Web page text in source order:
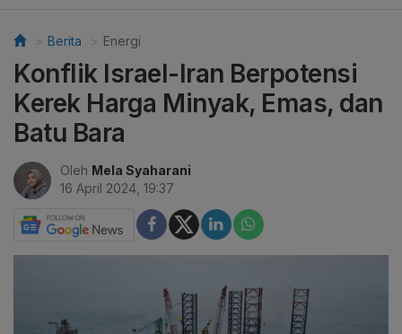
Berita Energi
Konflik Israel-Iran Berpotensi
Kerek Harga Minyak, Emas, dan
Batu Bara
Oleh Mela Syaharani
16 April 2024, 19:37